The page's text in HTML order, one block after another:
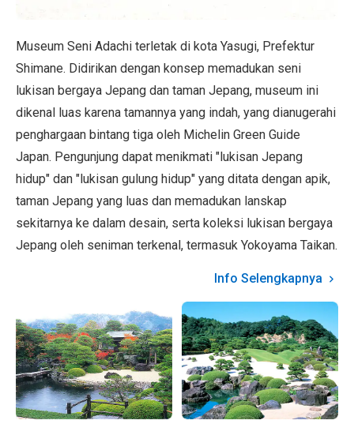
Museum Seni Adachi terletak di kota Yasugi, Prefektur
Shimane. Didirikan dengan konsep memadukan seni
lukisan bergaya Jepang dan taman Jepang, museum ini
dikenal luas karena tamannya yang indah, yang dianugerahi
penghargaan bintang tiga oleh Michelin Green Guide
Japan. Pengunjung dapat menikmati "lukisan Jepang
hidup" dan "lukisan gulung hidup" yang ditata dengan apik,
taman Jepang yang luas dan memadukan lanskap
sekitarnya ke dalam desain, serta koleksi lukisan bergaya
Jepang oleh seniman terkenal, termasuk Yokoyama Taikan.
Info Selengkapnya